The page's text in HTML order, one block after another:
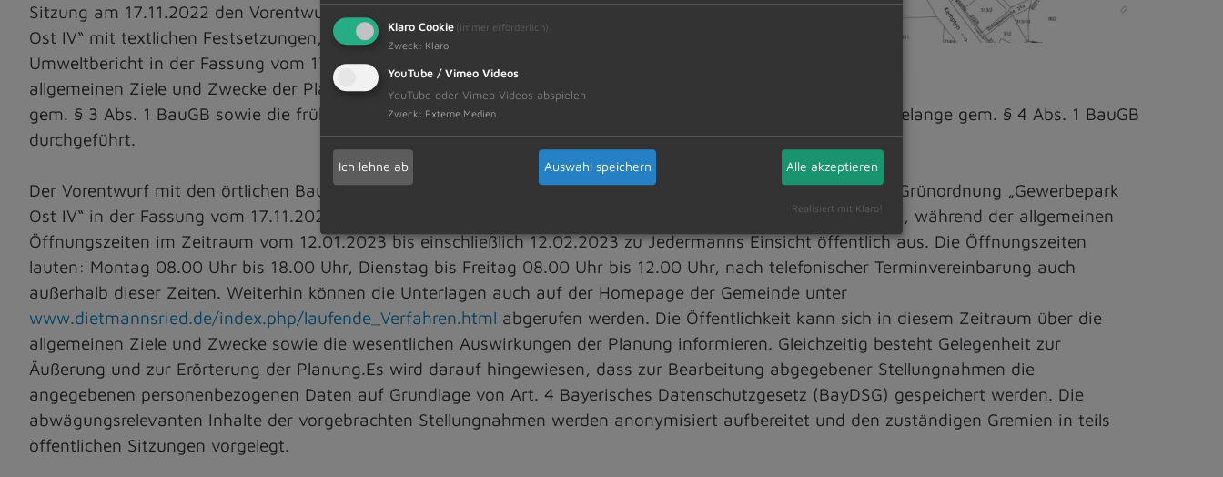
Sitzung am 17.11.2022 den Vorentwurf des Bebauungsplanes mit Grünordnung „Gewerbepark
Ost IV“ mit textlichen Festsetzungen, den Örtlichen Bauvorschriften, der Begründung und
Umweltbericht in der Fassung vom 17.11.2022 beschlossen. Zur Darlegung und Erörterung der
allgemeinen Ziele und Zwecke der Planung wird die frühzeitige Beteiligung der Öffentlichkeit
gem. § 3 Abs. 1 BauGB sowie die frühzeitige Beteiligung der Behörden und der sonstigen Träger öffentlicher Belange gem. § 4 Abs. 1 BauGB
durchgeführt.
Der Vorentwurf mit den örtlichen Bauvorschriften, Begründung und Umweltbericht des Bebauungsplanes mit Grünordnung „Gewerbepark
Ost IV“ in der Fassung vom 17.11.2022 liegt im Rathaus des Markt Dietmannsried, Rathausplatz 3, Zimmer 27, während der allgemeinen
Öffnungszeiten im Zeitraum vom 12.01.2023 bis einschließlich 12.02.2023 zu Jedermanns Einsicht öffentlich aus. Die Öffnungszeiten
lauten: Montag 08.00 Uhr bis 18.00 Uhr, Dienstag bis Freitag 08.00 Uhr bis 12.00 Uhr, nach telefonischer Terminvereinbarung auch
außerhalb dieser Zeiten. Weiterhin können die Unterlagen auch auf der Homepage der Gemeinde unter
www.dietmannsried.de/index.php/laufende_Verfahren.html abgerufen werden. Die Öffentlichkeit kann sich in diesem Zeitraum über die
allgemeinen Ziele und Zwecke sowie die wesentlichen Auswirkungen der Planung informieren. Gleichzeitig besteht Gelegenheit zur
Äußerung und zur Erörterung der Planung.Es wird darauf hingewiesen, dass zur Bearbeitung abgegebener Stellungnahmen die
angegebenen personenbezogenen Daten auf Grundlage von Art. 4 Bayerisches Datenschutzgesetz (BayDSG) gespeichert werden. Die
abwägungsrelevanten Inhalte der vorgebrachten Stellungnahmen werden anonymisiert aufbereitet und den zuständigen Gremien in teils
öffentlichen Sitzungen vorgelegt.
Klaro Cookie (immer erforderlich)
Zweck : Klaro
YouTube / Vimeo Videos
YouTube oder Vimeo Videos abspielen
Zweck : Externe Medien
Ich lehne ab Auswahl speichern Alle akzeptieren
Realisiert mit Klaro!